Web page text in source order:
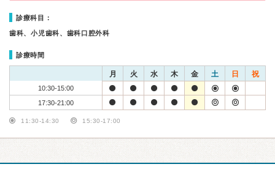
診療科目：
歯科、小児歯科、歯科口腔外科
診療時間
月 火 水 木 金 土 日 祝
10:30-15:00
17:30-21:00
11:30-14:30 15:30-17:00